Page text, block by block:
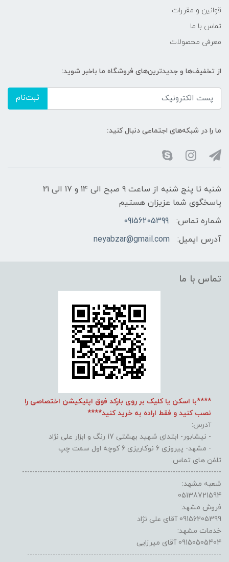
قوانین و مقررات
تماس با ما
معرفی محصولات
از تخفیف‌ها و جدیدترین‌های فروشگاه ما باخبر شوید:
ثبت‌نام
ما را در شبکه‌های اجتماعی دنبال کنید:
شنبه تا پنج شنبه از ساعت 9 صبح الی 14 و 17 الی 21
پاسخگوی شما عزیزان هستیم
شماره تماس:
09156205399
آدرس ایمیل:
neyabzar@gmail.com
تماس با ما
****با اسکن یا کلیک بر روی بارکد فوق اپلیکیشن اختصاصی را
نصب کنید و فقط اراده به خرید کنید****
آدرس:
- نیشابور- ابتدای شهید بهشتی 17 رنگ و ابزار علی نژاد
- مشهد- پیروزی 6 نوکاریزی 6 کوچه اول سمت چپ
تلفن های تماس:
------------------------------------------------------------------------------
شعبه مشهد:
05138721594
فروش مشهد:
09156205399 آقای علی نژاد
خدمات مشهد:
09150505404 آقای میرزایی
----------------------------------------------------------------------------